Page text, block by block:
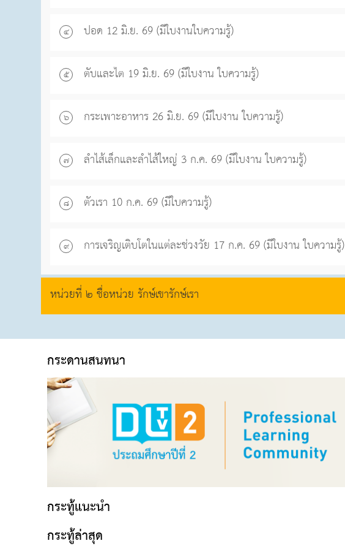
๔ ปอด 12 มิ.ย. 69 (มีใบงานใบความรู้)
๕ ตับและไต 19 มิ.ย. 69 (มีใบงาน ใบความรู้)
๖ กระเพาะอาหาร 26 มิ.ย. 69 (มีใบงาน ใบความรู้)
๗ ลำไส้เล็กและลำไส้ใหญ่ 3 ก.ค. 69 (มีใบงาน ใบความรู้)
๘ ตัวเรา 10 ก.ค. 69 (มีใบความรู้)
๙ การเจริญเติบโตในแต่ละช่วงวัย 17 ก.ค. 69 (มีใบงาน ใบความรู้)
หน่วยที่ ๒ ชื่อหน่วย รักษ์เขารักษ์เรา
กระดานสนทนา
กระทู้แนะนำ
กระทู้ล่าสุด